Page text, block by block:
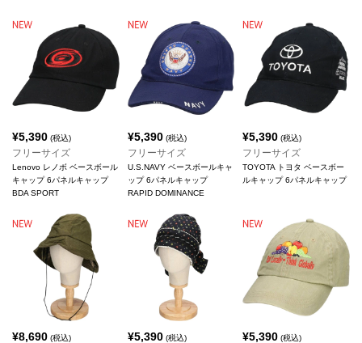
¥5,390 (税込)
フリーサイズ
Lenovo レノボ ベースボール
キャップ 6パネルキャップ
BDA SPORT
¥5,390(税込)
フリーサイズ
U.S.NAVY ベースボールキャ
ップ 6パネルキャップ
RAPID DOMINANCE
¥5,390 (税込)
フリーサイズ
TOYOTA トヨタ ベースボー
ルキャップ 6パネルキャップ
¥8,690 (税込) ¥5,390(税込) ¥5,390 (税込)